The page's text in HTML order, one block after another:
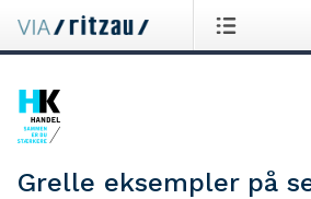
Grelle eksempler på